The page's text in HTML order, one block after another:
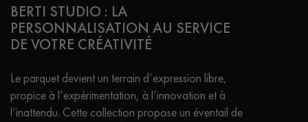
BERTI STUDIO : LA
PERSONNALISATION AU SERVICE
DE VOTRE CRÉATIVITÉ
Le parquet devient un terrain d’expression libre,
propice à l’expérimentation, à l’innovation et à
l’inattendu. Cette collection propose un éventail de